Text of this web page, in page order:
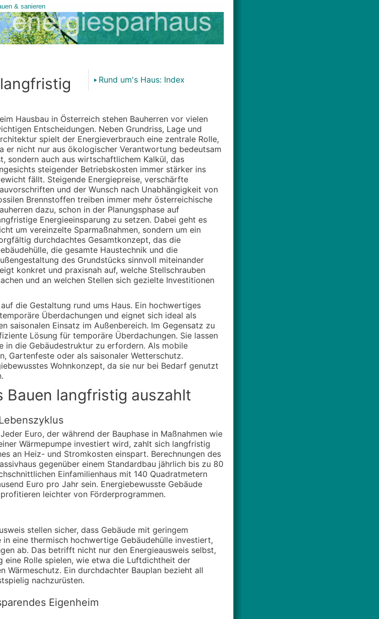
Rund um's Haus: Index
Hausbau in Österreich stehen Bauherren vor vielen
Entscheidungen. Neben Grundriss, Lage und
spielt der Energieverbrauch eine zentrale Rolle,
er nicht nur aus ökologischer Verantwortung bedeutsam
sondern auch aus wirtschaftlichem Kalkül, das
steigender Betriebskosten immer stärker ins
fällt. Steigende Energiepreise, verschärfte
und der Wunsch nach Unabhängigkeit von
Brennstoffen treiben immer mehr österreichische
dazu, schon in der Planungsphase auf
Energieeinsparung zu setzen. Dabei geht es
um vereinzelte Sparmaßnahmen, sondern um ein
durchdachtes Gesamtkonzept, das die
die gesamte Haustechnik und die
des Grundstücks sinnvoll miteinander
konkret und praxisnah auf, welche Stellschrauben
und an welchen Stellen sich gezielte Investitionen
die Gestaltung rund ums Haus. Ein hochwertiges
Überdachungen und eignet sich ideal als
saisonalen Einsatz im Außenbereich. Im Gegensatz zu
Lösung für temporäre Überdachungen. Sie lassen
in die Gebäudestruktur zu erfordern. Als mobile
Gartenfeste oder als saisonaler Wetterschutz.
Wohnkonzept, da sie nur bei Bedarf genutzt
Bauen langfristig auszahlt
Euro, der während der Bauphase in Maßnahmen wie
Wärmepumpe investiert wird, zahlt sich langfristig
an Heiz- und Stromkosten einspart. Berechnungen des
gegenüber einem Standardbau jährlich bis zu 80
Einfamilienhaus mit 140 Quadratmetern
Euro pro Jahr sein. Energiebewusste Gebäude
leichter von Förderprogrammen.
stellen sicher, dass Gebäude mit geringem
eine thermisch hochwertige Gebäudehülle investiert,
ab. Das betrifft nicht nur den Energieausweis selbst,
Rolle spielen, wie etwa die Luftdichtheit der
Wärmeschutz. Ein durchdachter Bauplan bezieht all
nachzurüsten.
Eigenheim